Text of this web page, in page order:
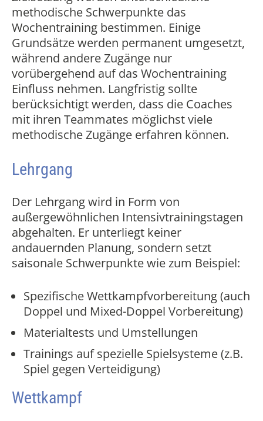
methodische Schwerpunkte das
Wochentraining bestimmen. Einige
Grundsätze werden permanent umgesetzt,
während andere Zugänge nur
vorübergehend auf das Wochentraining
Einfluss nehmen. Langfristig sollte
berücksichtigt werden, dass die Coaches
mit ihren Teammates möglichst viele
methodische Zugänge erfahren können.
Lehrgang
Der Lehrgang wird in Form von
außergewöhnlichen Intensivtrainingstagen
abgehalten. Er unterliegt keiner
andauernden Planung, sondern setzt
saisonale Schwerpunkte wie zum Beispiel:
Spezifische Wettkampfvorbereitung (auch
Doppel und Mixed-Doppel Vorbereitung)
Materialtests und Umstellungen
Trainings auf spezielle Spielsysteme (z.B.
Spiel gegen Verteidigung)
Wettkampf